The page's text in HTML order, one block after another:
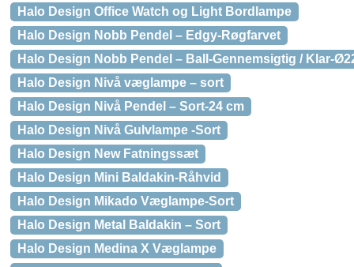
Halo Design Office Watch og Light Bordlampe
Halo Design Nobb Pendel – Edgy-Røgfarvet
Halo Design Nobb Pendel – Ball-Gennemsigtig / Klar-
Halo Design Nivå væglampe – sort
Halo Design Nivå Pendel – Sort-24 cm
Halo Design Nivå Gulvlampe -Sort
Halo Design New Fatningssæt
Halo Design Mini Baldakin-Råhvid
Halo Design Mikado Væglampe-Sort
Halo Design Metal Baldakin – Sort
Halo Design Medina X Væglampe